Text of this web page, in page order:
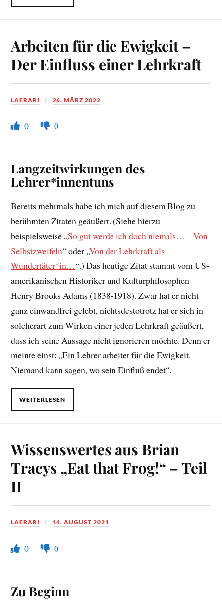
Arbeiten für die Ewigkeit –
Der Einfluss einer Lehrkraft
LAERARI 26. MÄRZ 2022
0 0
Langzeitwirkungen des
Lehrer*innentuns
Bereits mehrmals habe ich mich auf diesem Blog zu
berühmten Zitaten geäußert. (Siehe hierzu
beispielsweise „So gut werde ich doch niemals… – Von
Selbstzweifeln“ oder „Von der Lehrkraft als
Wundertäter*in…“.) Das heutige Zitat stammt vom US-
amerikanischen Historiker und Kulturphilosophen
Henry Brooks Adams (1838-1918). Zwar hat er nicht
ganz einwandfrei gelebt, nichtsdestotrotz hat er sich in
solcherart zum Wirken einer jeden Lehrkraft geäußert,
dass ich seine Aussage nicht ignorieren möchte. Denn er
meinte einst: „Ein Lehrer arbeitet für die Ewigkeit.
Niemand kann sagen, wo sein Einfluß endet“.
WEITERLESEN
Wissenswertes aus Brian
Tracys „Eat that Frog!“ – Teil
II
LAERARI 14. AUGUST 2021
0 0
Zu Beginn